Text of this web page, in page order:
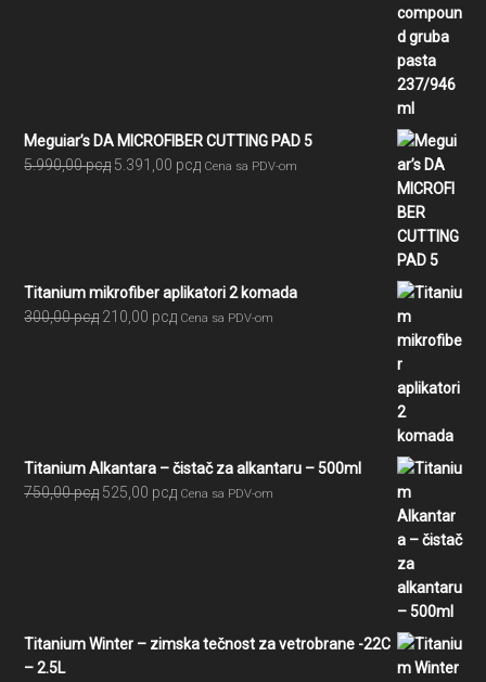
Meguiar’s DA MICROFIBER CUTTING PAD 5
5.990,00рсд Originalna
5.391,00 рсдTrenutna
Cena sa PDV-om
Titanium mikrofiber aplikatori 2 komada
300,00рсд Originalna
210,00 рсдTrenutna
Cena sa PDV-om
Titanium Alkantara – čistač za alkantaru – 500ml
750,00рсд Originalna
525,00 рсдTrenutna
Cena sa PDV-om
Titanium Winter – zimska tečnost za vetrobrane -22C
– 2.5L